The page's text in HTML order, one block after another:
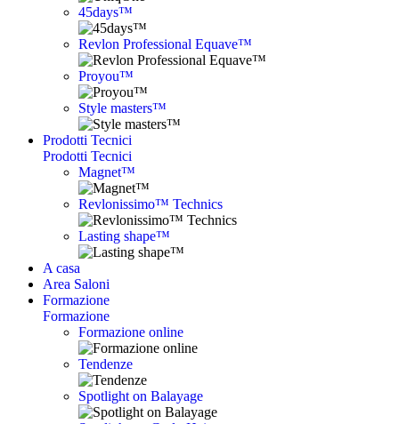
45days™
Revlon Professional Equave™
Proyou™
Style masters™
Prodotti Tecnici
Prodotti Tecnici
Magnet™
Revlonissimo™ Technics
Lasting shape™
A casa
Area Saloni
Formazione
Formazione
Formazione online
Tendenze
Spotlight on Balayage